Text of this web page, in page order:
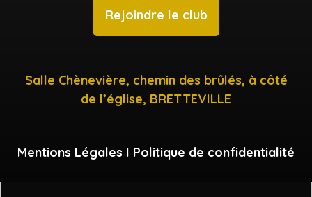
Rejoindre le club
Salle Chènevière, chemin des brûlés, à côté
de l’église, BRETTEVILLE
Mentions Légales I Politique de confidentialité